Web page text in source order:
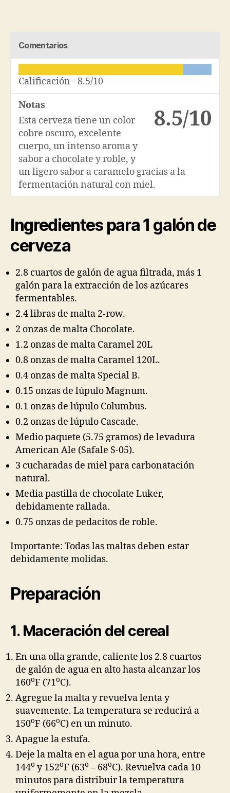
Comentarios
Calificación - 8.5/10
8.5/10
Notas
Esta cerveza tiene un color
cobre oscuro, excelente
cuerpo, un intenso aroma y
sabor a chocolate y roble, y
un ligero sabor a caramelo gracias a la
fermentación natural con miel.
Ingredientes para 1 galón de
cerveza
2.8 cuartos de galón de agua filtrada, más 1
galón para la extracción de los azúcares
fermentables.
2.4 libras de malta 2-row.
2 onzas de malta Chocolate.
1.2 onzas de malta Caramel 20L
0.8 onzas de malta Caramel 120L.
0.4 onzas de malta Special B.
0.15 onzas de lúpulo Magnum.
0.1 onzas de lúpulo Columbus.
0.2 onzas de lúpulo Cascade.
Medio paquete (5.75 gramos) de levadura
American Ale (Safale S-05).
3 cucharadas de miel para carbonatación
natural.
Media pastilla de chocolate Luker,
debidamente rallada.
0.75 onzas de pedacitos de roble.
Importante: Todas las maltas deben estar
debidamente molidas.
Preparación
1. Maceración del cereal
En una olla grande, caliente los 2.8 cuartos
de galón de agua en alto hasta alcanzar los
160oF (71oC).
Agregue la malta y revuelva lenta y
suavemente. La temperatura se reducirá a
150oF (66oC) en un minuto.
Apague la estufa.
Deje la malta en el agua por una hora, entre
144o y 152oF (63o – 68oC). Revuelva cada 10
minutos para distribuir la temperatura